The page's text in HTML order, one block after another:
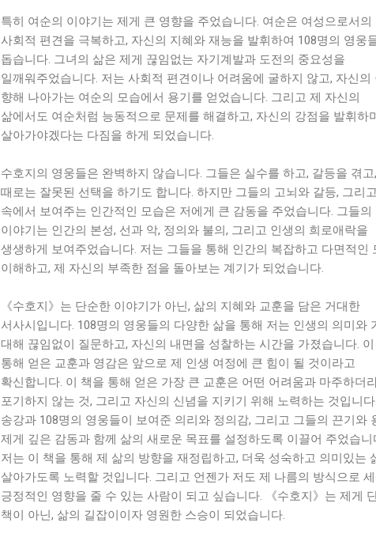
특히 여순의 이야기는 제게 큰 영향을 주었습니다. 여순은 여성으로서의
사회적 편견을 극복하고, 자신의 지혜와 재능을 발휘하여 108명의 영웅
돕습니다. 그녀의 삶은 제게 끊임없는 자기계발과 도전의 중요성을
일깨워주었습니다. 저는 사회적 편견이나 어려움에 굴하지 않고, 자신의
향해 나아가는 여순의 모습에서 용기를 얻었습니다. 그리고 제 자신의
삶에서도 여순처럼 능동적으로 문제를 해결하고, 자신의 강점을 발휘하
살아가야겠다는 다짐을 하게 되었습니다.
수호지의 영웅들은 완벽하지 않습니다. 그들은 실수를 하고, 갈등을 겪고,
때로는 잘못된 선택을 하기도 합니다. 하지만 그들의 고뇌와 갈등, 그리
속에서 보여주는 인간적인 모습은 저에게 큰 감동을 주었습니다. 그들의
이야기는 인간의 본성, 선과 악, 정의와 불의, 그리고 인생의 희로애락을
생생하게 보여주었습니다. 저는 그들을 통해 인간의 복잡하고 다면적인
이해하고, 제 자신의 부족한 점을 돌아보는 계기가 되었습니다.
《수호지》는 단순한 이야기가 아닌, 삶의 지혜와 교훈을 담은 거대한
서사시입니다. 108명의 영웅들의 다양한 삶을 통해 저는 인생의 의미와
대해 끊임없이 질문하고, 자신의 내면을 성찰하는 시간을 가졌습니다.
통해 얻은 교훈과 영감은 앞으로 제 인생 여정에 큰 힘이 될 것이라고
확신합니다. 이 책을 통해 얻은 가장 큰 교훈은 어떤 어려움과 마주하더
포기하지 않는 것, 그리고 자신의 신념을 지키기 위해 노력하는 것입니다.
송강과 108명의 영웅들이 보여준 의리와 정의감, 그리고 그들의 끈기와
제게 깊은 감동과 함께 삶의 새로운 목표를 설정하도록 이끌어 주었습니
저는 이 책을 통해 제 삶의 방향을 재정립하고, 더욱 성숙하고 의미있는
살아가도록 노력할 것입니다. 그리고 언젠가 저도 제 나름의 방식으로
긍정적인 영향을 줄 수 있는 사람이 되고 싶습니다. 《수호지》는 제게
책이 아닌, 삶의 길잡이이자 영원한 스승이 되었습니다.